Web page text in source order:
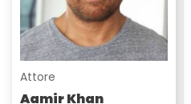
Attore
Aamir Khan